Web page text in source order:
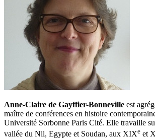
Anne-Claire de Gayffier-Bonneville est
maître de conférences en histoire
Université Sorbonne Paris Cité. Elle travaille
vallée du Nil, Egypte et Soudan, aux XIXe et